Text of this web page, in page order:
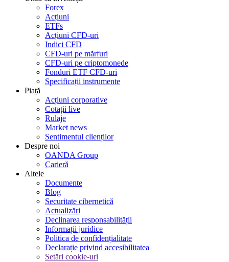
Forex
Acțiuni
ETFs
Acțiuni CFD-uri
Indici CFD
CFD-uri pe mărfuri
CFD-uri pe criptomonede
Fonduri ETF CFD-uri
Specificații instrumente
Piață
Acțiuni corporative
Cotații live
Rulaje
Market news
Sentimentul clienților
Despre noi
OANDA Group
Carieră
Altele
Documente
Blog
Securitate cibernetică
Actualizări
Declinarea responsabilității
Informații juridice
Politica de confidențialitate
Declarație privind accesibilitatea
Setări cookie-uri